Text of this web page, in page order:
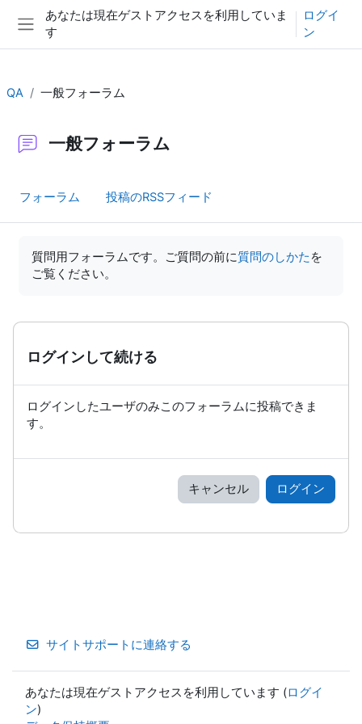
メインコンテンツへスキップする
サイドパネル
あなたは現在ゲストアクセスを利用していま
す
ログイ
ン
QA 一般フォーラム
一般フォーラム
フォーラム 投稿のRSSフィード
質問用フォーラムです。ご質問の前に質問のしかた を
ご覧ください。
ログインして続ける
ログインしたユーザのみこのフォーラムに投稿できま
す。
キャンセル ログイン
サイトサポートに連絡する
あなたは現在ゲストアクセスを利用しています (ログイ
ン)